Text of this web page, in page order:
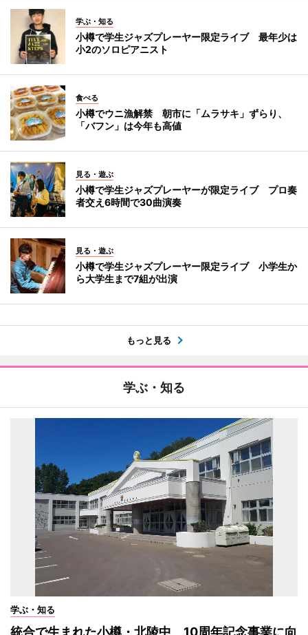
学ぶ・知る
小樽で学生ジャズプレーヤー限定ライブ 最年少は
小2のソロピアニスト
食べる
小樽でウニ漁解禁 朝市に「ムラサキ」ずらり、
「バフン」は今年も高値
見る・遊ぶ
小樽で学生ジャズプレーヤーが限定ライブ プロ奏
者交え6時間で30曲演奏
見る・遊ぶ
小樽で学生ジャズプレーヤー限定ライブ 小学生か
ら大学生まで7組が出演
もっと見る
学ぶ・知る
学ぶ・知る
統合で生まれた小樽・北陵中、10周年記念事業に向